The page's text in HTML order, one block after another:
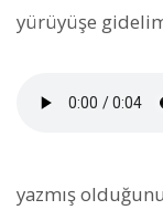
yürüyüşe
yazmış